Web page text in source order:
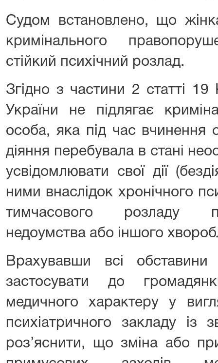
Судом встановлено, що
кримінального
стійкий психічний розлад.
Згідно з частини 2 статті 19
України не підлягає
особа, яка під час вчинення
діяння перебувала в стані
усвідомлювати свої дії
ними внаслідок хронічного
тимчасового розладу
недоумства або іншого
Врахувавши всі
застосувати до
медичного характеру у
психіатричного закладу із
роз’яснити, що зміна або